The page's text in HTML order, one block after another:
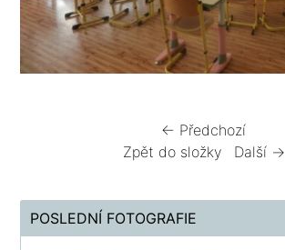
← Předchozí
Zpět do složky
Další →
POSLEDNÍ FOTOGRAFIE